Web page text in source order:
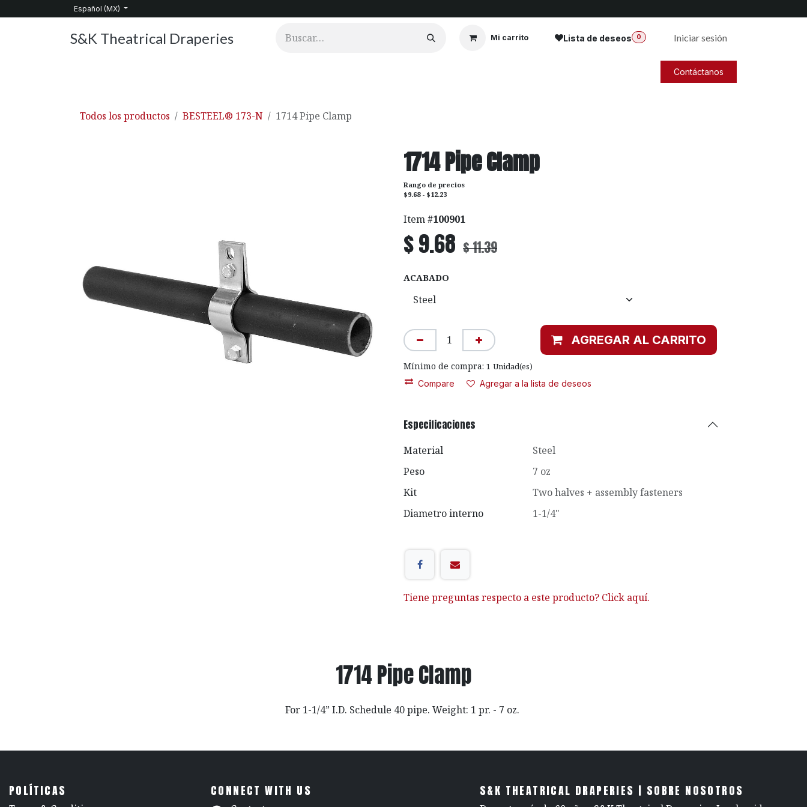
Español (MX)
S&K Theatrical Draperies Mi carrito Lista de deseos 0 Iniciar sesión
Contáctanos
Todos los productos BESTEEL® 173-N 1714 Pipe Clamp
1714 Pipe Clamp
Rango de precios
$9.68 - $12.23
Item #100901
$9.68 $11.39
ACABADO
AGREGAR AL CARRITO
Mínimo de compra: 1 Unidad(es)
Compare Agregar a la lista de deseos
Especificaciones
Material
Steel
Peso
7 oz
Kit
Two halves + assembly fasteners
Diametro interno
1-1/4"
Tiene preguntas respecto a este producto? Click aquí.
1714 Pipe Clamp
For 1-1/4” I.D. Schedule 40 pipe. Weight: 1 pr. - 7 oz.
POLÍTICAS CONNECT WITH US S&K THEATRICAL DRAPERIES | SOBRE NOSOTROS